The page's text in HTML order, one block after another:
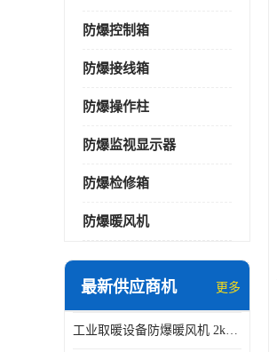
防爆控制箱
防爆接线箱
防爆操作柱
防爆监视显示器
防爆检修箱
防爆暖风机
最新供应商机 更多
工业取暖设备防爆暖风机 2kw-30kw 壁挂式、立式